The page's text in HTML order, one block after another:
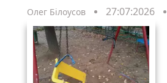
Олег Білоусов
27:07:2026